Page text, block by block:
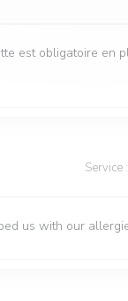
est obligatoire en
Service :
us with our